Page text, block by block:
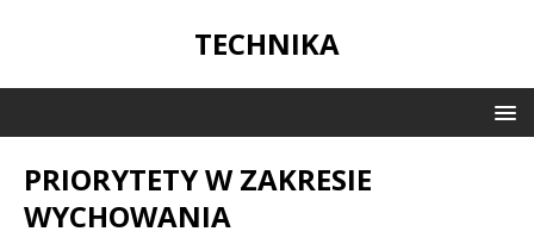
TECHNIKA
PRIORYTETY W ZAKRESIE
WYCHOWANIA